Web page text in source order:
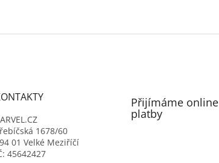
1678/60
01 Velké Meziříčí
45642427
Přijímáme online
platby